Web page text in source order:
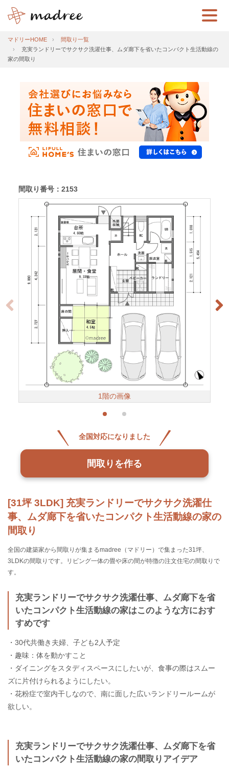
マドリーHOME
間取り一覧
充実ランドリーでサクサク洗濯仕事、ムダ廊下を省いたコンパクト生活動線の
家の間取り
[31坪 3LDK] 充実ランドリーでサクサク洗濯仕
事、ムダ廊下を省いたコンパクト生活動線の家の
間取り
全国の建築家から間取りが集まるmadree（マドリー）で集まった31坪、
3LDKの間取りです。リビング一体の畳や床の間が特徴の注文住宅の間取りで
す。
充実ランドリーでサクサク洗濯仕事、ムダ廊下を省
いたコンパクト生活動線の家はこのような方におす
すめです
・30代共働き夫婦、子ども2人予定
・趣味：体を動かすこと
・ダイニングをスタディスペースにしたいが、食事の際はスムー
ズに片付けられるようにしたい。
・花粉症で室内干しなので、南に面した広いランドリールームが
欲しい。
充実ランドリーでサクサク洗濯仕事、ムダ廊下を省
いたコンパクト生活動線の家の間取りアイデア
間取り番号：2153
1階の画像
全国対応になりました
間取りを作る